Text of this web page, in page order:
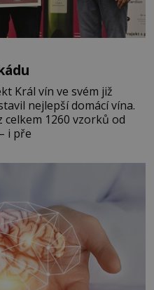
Král vín ve svém již
nejlepší domácí vína.
1260 vzorků od
– i pře